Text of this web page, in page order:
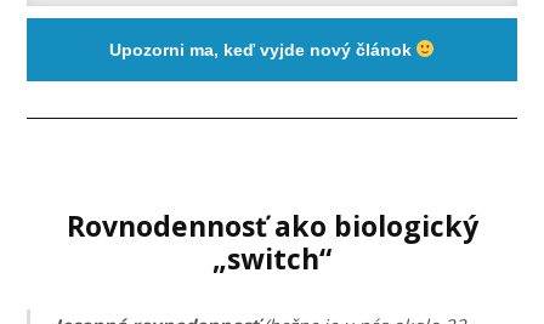
Upozorni ma, keď vyjde nový článok
Rovnodennosť ako biologický
„switch“